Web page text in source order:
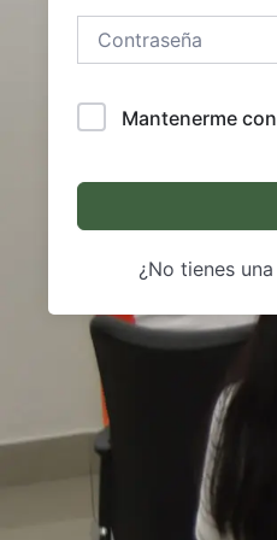
Mantenerme
¿No tienes